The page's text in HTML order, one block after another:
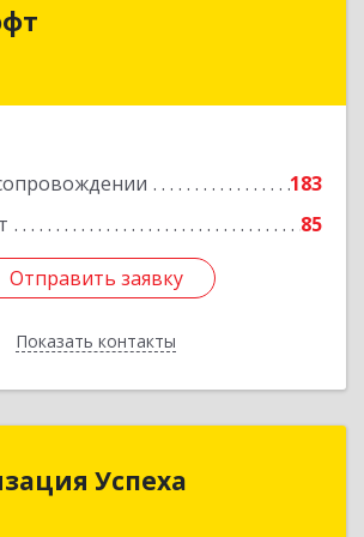
183
85
Отправить заявку
Показать контакты
обл, Самара г, Партизанская
Отправить заявку
Назад
Успеха